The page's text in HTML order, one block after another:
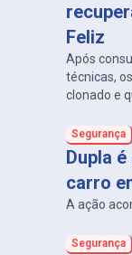
Feliz
Após
técnicas,
clonado e
Segurança
Dupla
carro
A ação
Segurança